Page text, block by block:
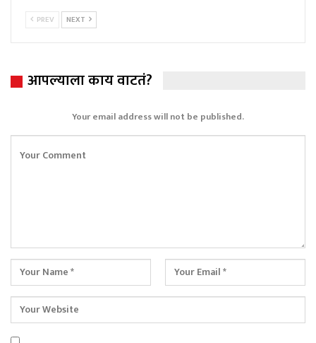
PREV NEXT
आपल्याला काय वाटतं?
Your email address will not be published.